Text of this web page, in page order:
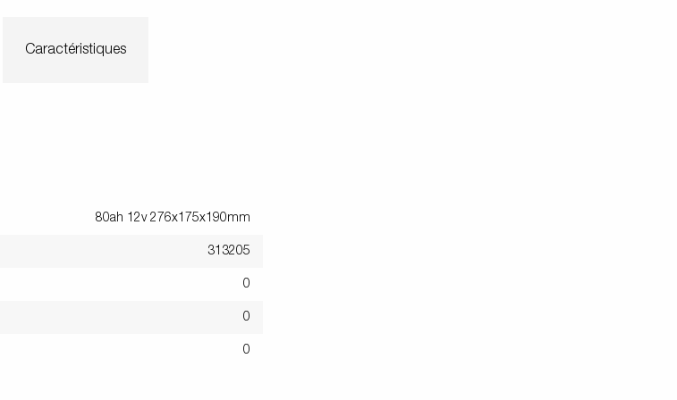
Caractéristiques
80ah 12v 276x175x190mm
313205
0
0
0